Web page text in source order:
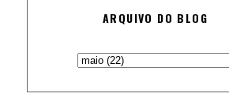
ARQUIVO DO BLOG